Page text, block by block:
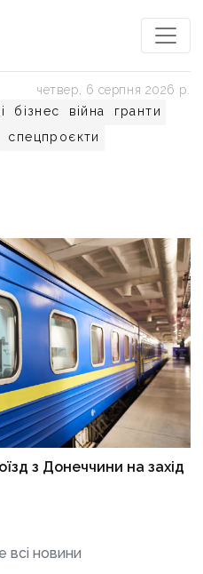
бізнес війна
гранти
спецпроєкти
четвер, 6 серпня 2026 р.
з Донеччини на захід
всі новини